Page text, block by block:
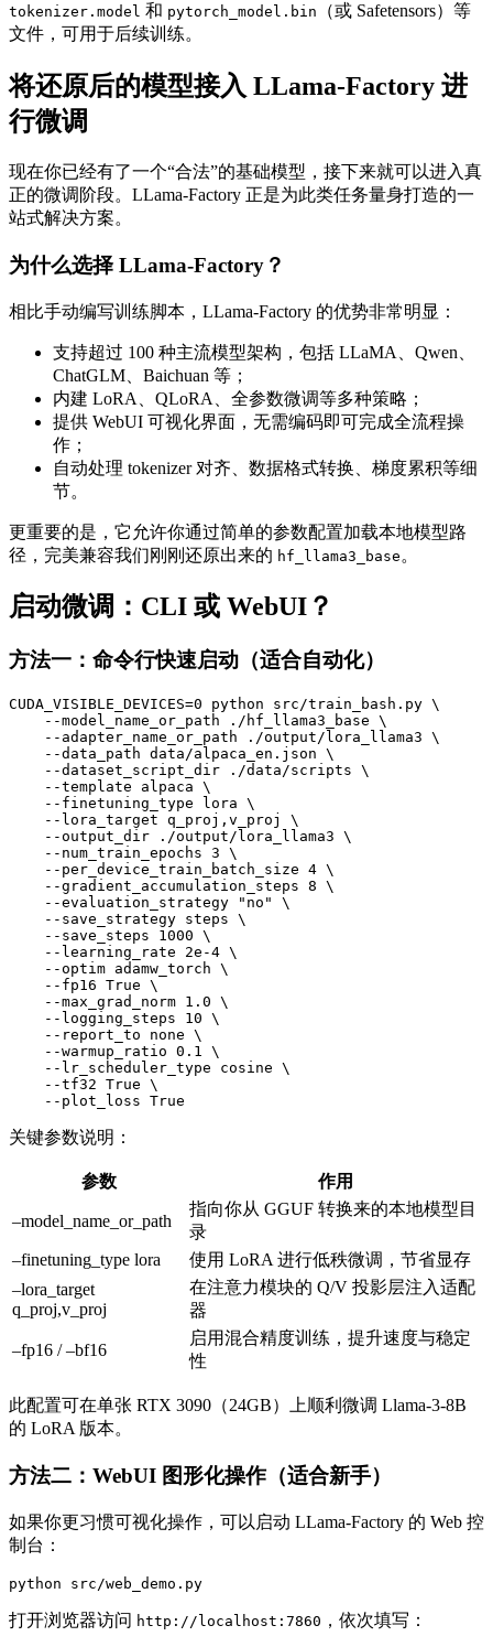
tokenizer.model 和 pytorch_model.bin
（或 Safetensors）等
文件，可用于后续训练。
将还原后的模型接入 LLama-Factory 进
行微调
现在你已经有了一个“合法”的基础模型，接下来就可以进入真
正的微调阶段。LLama-Factory 正是为此类任务量身打造的一
站式解决方案。
为什么选择 LLama-Factory？
相比手动编写训练脚本，LLama-Factory 的优势非常明显：
支持超过 100 种主流模型架构，包括 LLaMA、Qwen、
ChatGLM、Baichuan 等；
内建 LoRA、QLoRA、全参数微调等多种策略；
提供 WebUI 可视化界面，无需编码即可完成全流程操
作；
自动处理 tokenizer 对齐、数据格式转换、梯度累积等细
节。
更重要的是，它允许你通过简单的参数配置加载本地模型路
径，完美兼容我们刚刚还原出来的 hf_llama3_base 。
启动微调：CLI 或 WebUI？
方法一：命令行快速启动（适合自动化）
CUDA_VISIBLE_DEVICES=0 python src/train_bash.py \
    --model_name_or_path ./hf_llama3_base \
    --adapter_name_or_path ./output/lora_llama3 \
    --data_path data/alpaca_en.json \
    --dataset_script_dir ./data/scripts \
    --template alpaca \
    --finetuning_type lora \
    --lora_target q_proj,v_proj \
    --output_dir ./output/lora_llama3 \
    --num_train_epochs 3 \
    --per_device_train_batch_size 4 \
    --gradient_accumulation_steps 8 \
    --evaluation_strategy "no" \
    --save_strategy steps \
    --save_steps 1000 \
    --learning_rate 2e-4 \
    --optim adamw_torch \
    --fp16 True \
    --max_grad_norm 1.0 \
    --logging_steps 10 \
    --report_to none \
    --warmup_ratio 0.1 \
    --lr_scheduler_type cosine \
    --tf32 True \
关键参数说明：
参数 作用
–model_name_or_path
指向你从 GGUF 转换来的本地模型目
录
–finetuning_type lora
使用 LoRA 进行低秩微调，节省显存
–lora_target
q_proj,v_proj
在注意力模块的 Q/V 投影层注入适配
器
–fp16 / –bf16
启用混合精度训练，提升速度与稳定
性
此配置可在单张 RTX 3090（24GB）上顺利微调 Llama-3-8B
的 LoRA 版本。
方法二：WebUI 图形化操作（适合新手）
如果你更习惯可视化操作，可以启动 LLama-Factory 的 Web 控
制台：
python src/web_demo.py
打开浏览器访问 http://localhost:7860 ，依次填写：